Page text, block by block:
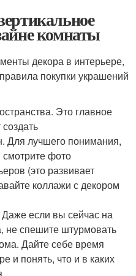
комнаты
декора в интерьере,
покупки украшений
Это главное
Для лучшего понимания,
смотрите фото
(это развивает
коллажи с декором
Даже если вы сейчас на
не спешите штурмовать
Дайте себе время
и понять, что и в каких